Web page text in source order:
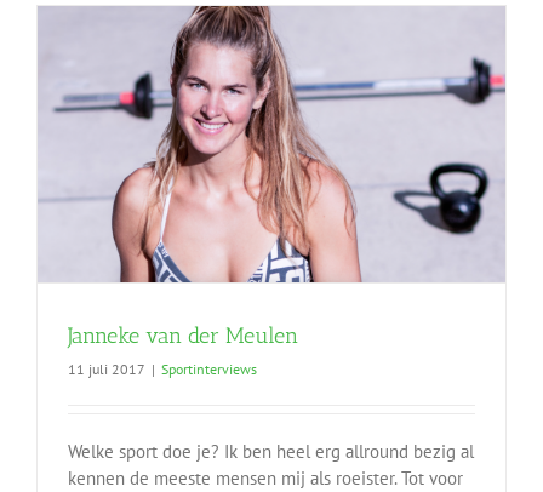
Janneke van der Meulen
11 juli 2017 | Sportinterviews
Welke sport doe je? Ik ben heel erg allround bezig al
kennen de meeste mensen mij als roeister. Tot voor